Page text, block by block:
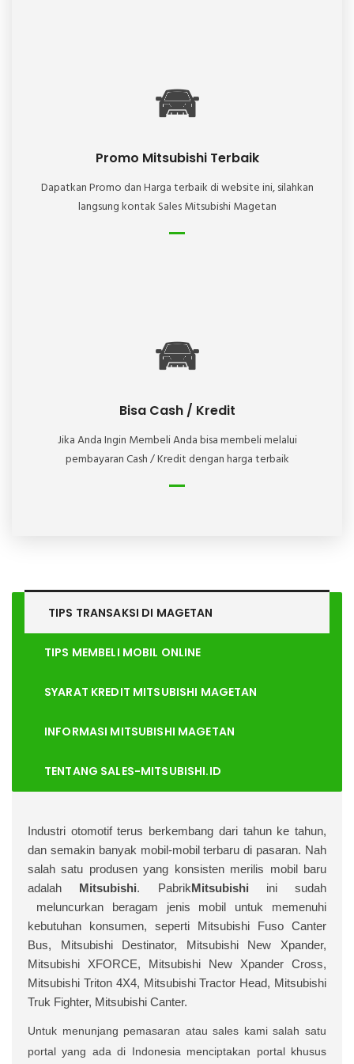
Promo Mitsubishi Terbaik
Dapatkan Promo dan Harga terbaik di website ini, silahkan
langsung kontak Sales Mitsubishi Magetan
Bisa Cash / Kredit
Jika Anda Ingin Membeli Anda bisa membeli melalui
pembayaran Cash / Kredit dengan harga terbaik
TIPS TRANSAKSI DI MAGETAN
TIPS MEMBELI MOBIL ONLINE
SYARAT KREDIT MITSUBISHI MAGETAN
INFORMASI MITSUBISHI MAGETAN
TENTANG SALES-MITSUBISHI.ID
ndustri otomotif terus berkembang dari tahun ke tahun,
dan semakin banyak mobil-mobil terbaru di pasaran. Nah
salah satu produsen yang konsisten merilis mobil baru
adalah
Mitsubishi. Pabrik Mitsubishi ini sudah
meluncurkan beragam jenis mobil untuk memenuhi
kebutuhan konsumen, seperti Mitsubishi Fuso Canter
Bus, Mitsubishi Destinator, Mitsubishi New Xpander,
Mitsubishi XFORCE, Mitsubishi New Xpander Cross,
Mitsubishi Triton 4X4, Mitsubishi Tractor Head, Mitsubishi
Truk Fighter, Mitsubishi Canter.
Untuk menunjang pemasaran atau sales kami salah satu
portal yang ada di Indonesia menciptakan portal khusus